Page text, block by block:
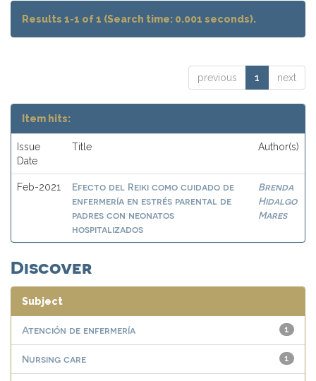
Results 1-1 of 1 (Search time: 0.001 seconds).
previous 1 next
Item hits:
Issue
Date
Title Author(s)
Feb-2021
Efecto del Reiki como cuidado de
enfermería en estrés parental de
padres con neonatos
hospitalizados
Brenda
Hidalgo
Mares
Discover
Subject
1
Atención de enfermería
1
Nursing care